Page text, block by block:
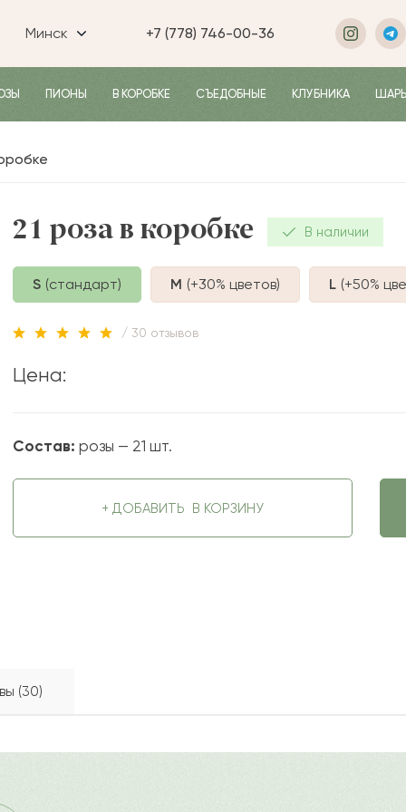
Минск +7 (778) 746-00-36
ПИОНЫ В КОРОБКЕ СЪЕДОБНЫЕ КЛУБНИКА
21 роза в коробке В наличии
S (стандарт) M (+30% цветов) L (+50%
/ 30 отзывов
Цена:
Состав: розы — 21 шт.
+ ДОБАВИТЬ В КОРЗИНУ
(30)
и восторг. Композиция составлена в презентабельную